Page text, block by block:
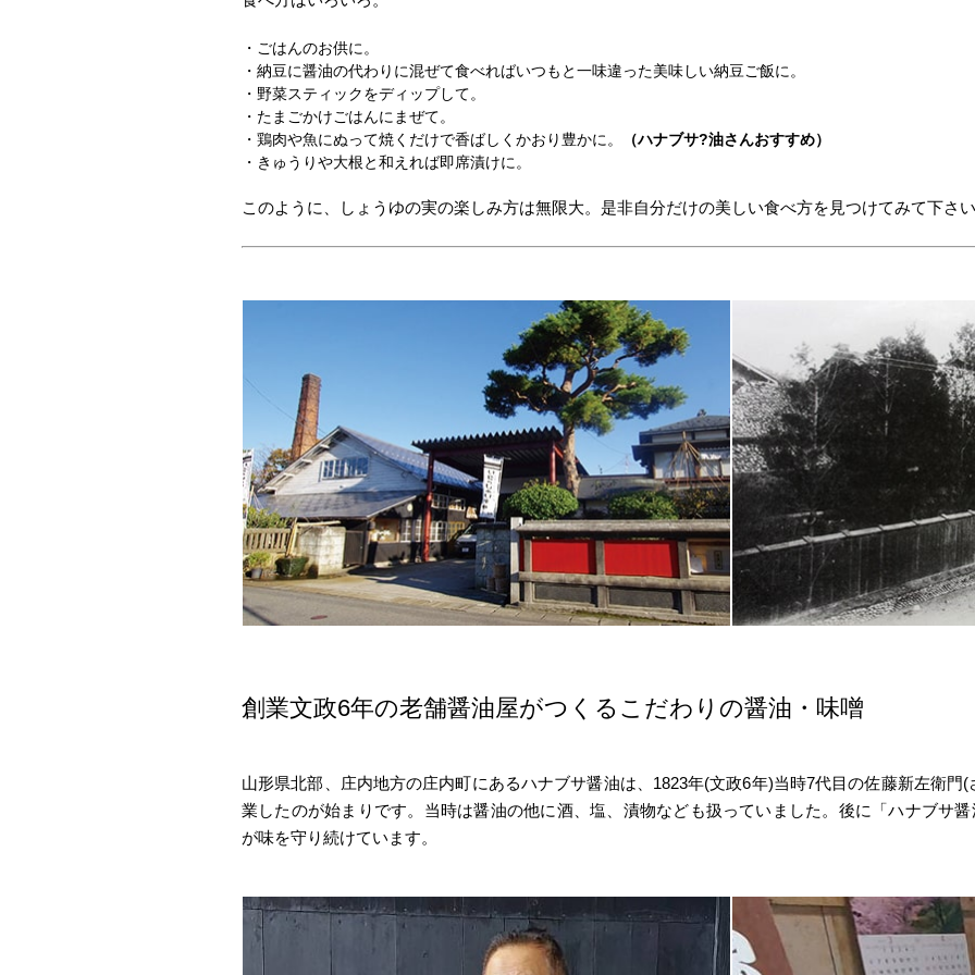
・ごはんのお供に。
・納豆に醤油の代わりに混ぜて食べればいつもと一味違った美味しい納豆ご飯に。
・野菜スティックをディップして。
・たまごかけごはんにまぜて。
・鶏肉や魚にぬって焼くだけで香ばしくかおり豊かに。
（ハナブサ?油さんおすすめ）
・きゅうりや大根と和えれば即席漬けに。
このように、しょうゆの実の楽しみ方は無限大。是非自分だけの美しい食べ方を見つけてみて下さ
創業文政6年の老舗醤油屋がつくるこだわりの醤油・味噌
山形県北部、庄内地方の庄内町にあるハナブサ醤油は、1823年(文政6年)当時7代目の佐藤新左衛門
業したのが始まりです。当時は醤油の他に酒、塩、漬物なども扱っていました。後に「ハナブサ
が味を守り続けています。